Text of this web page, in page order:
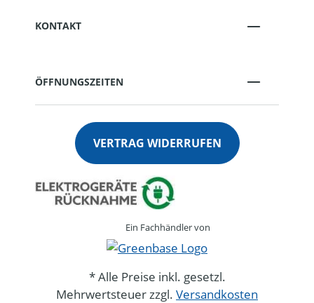
KONTAKT
ÖFFNUNGSZEITEN
VERTRAG WIDERRUFEN
Ein Fachhändler von
* Alle Preise inkl. gesetzl.
Mehrwertsteuer zzgl. Versandkosten